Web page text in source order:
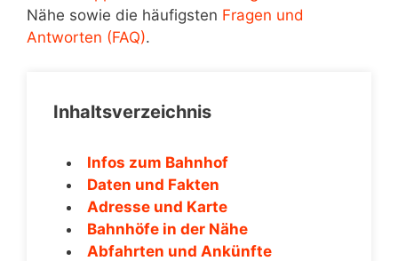
Nähe sowie die häufigsten Fragen und
Antworten (FAQ).
Inhaltsverzeichnis
Infos zum Bahnhof
Daten und Fakten
Adresse und Karte
Bahnhöfe in der Nähe
Abfahrten und Ankünfte